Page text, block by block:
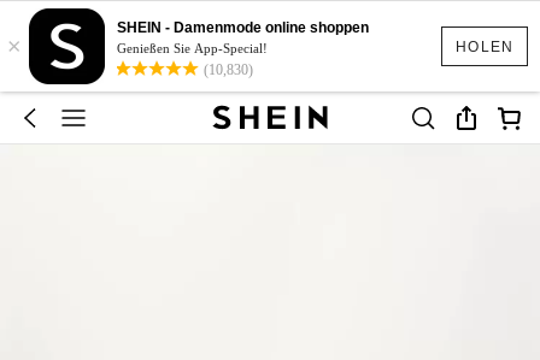
HOLEN
×
SHEIN - Damenmode online shoppen
Genießen Sie App-Special!
(10,830)